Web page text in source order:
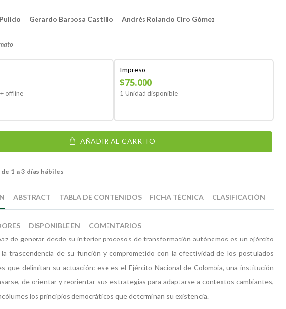
Gerardo Barbosa Castillo Andrés Rolando Ciro Gómez
offline
Impreso
$75.000
1 Unidad disponible
AÑADIR AL CARRITO
1 a 3 días hábiles
de generar desde su interior procesos de transformación autónomos es un ejército
trascendencia de su función y comprometido con la efectividad de los postulados
que delimitan su actuación: ese es el Ejército Nacional de Colombia, una institución
de orientar y reorientar sus estrategias para adaptarse a contextos cambiantes,
los principios democráticos que determinan su existencia.
ABSTRACT TABLA DE CONTENIDOS FICHA TÉCNICA CLASIFICACIÓN
DISPONIBLE EN COMENTARIOS